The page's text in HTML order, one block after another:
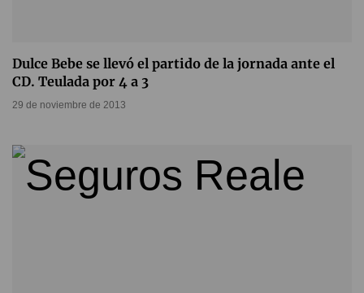
Dulce Bebe se llevó el partido de la jornada ante el
CD. Teulada por 4 a 3
29 de noviembre de 2013